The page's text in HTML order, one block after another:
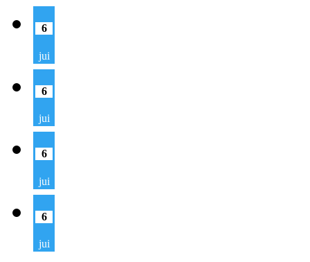
6
jui
6
jui
6
jui
6
jui